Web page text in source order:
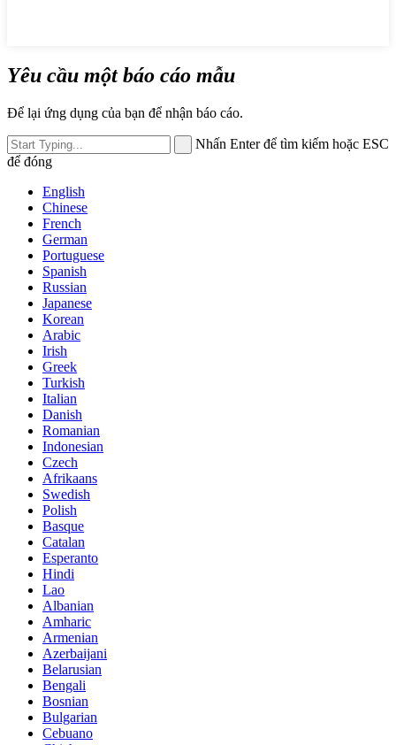
Yêu cầu một báo cáo mẫu
Để lại ứng dụng của bạn để nhận báo cáo.
Nhấn Enter để tìm kiếm hoặc ESC
để đóng
English
Chinese
French
German
Portuguese
Spanish
Russian
Japanese
Korean
Arabic
Irish
Greek
Turkish
Italian
Danish
Romanian
Indonesian
Czech
Afrikaans
Swedish
Polish
Basque
Catalan
Esperanto
Hindi
Lao
Albanian
Amharic
Armenian
Azerbaijani
Belarusian
Bengali
Bosnian
Bulgarian
Cebuano